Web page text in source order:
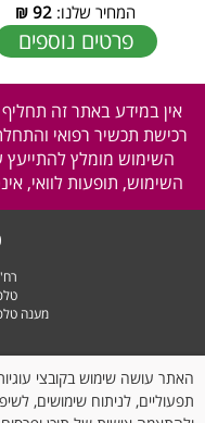
המחיר שלנו: 92
₪
פרטים נוספים
אין במידע באתר זה
רכישת תכשיר רפואי
השימוש מומלץ להתייעץ
השימוש, תופעות לוואי,
רח' :
מענה טלפוני
ימים א' עד ה' -
יום ו' וערבי חג
תפעוליים, לניתוח שימושים,